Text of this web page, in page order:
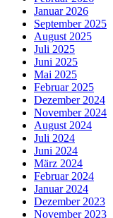
Januar 2026
September 2025
August 2025
Juli 2025
Juni 2025
Mai 2025
Februar 2025
Dezember 2024
November 2024
August 2024
Juli 2024
Juni 2024
März 2024
Februar 2024
Januar 2024
Dezember 2023
November 2023